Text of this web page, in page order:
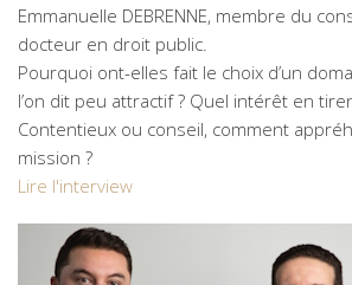
Emmanuelle DEBRENNE, membre du
docteur en droit public.
Pourquoi ont-elles fait le choix d’un
l’on dit peu attractif ? Quel intérêt en
Contentieux ou conseil, comment
mission ?
Lire l'interview